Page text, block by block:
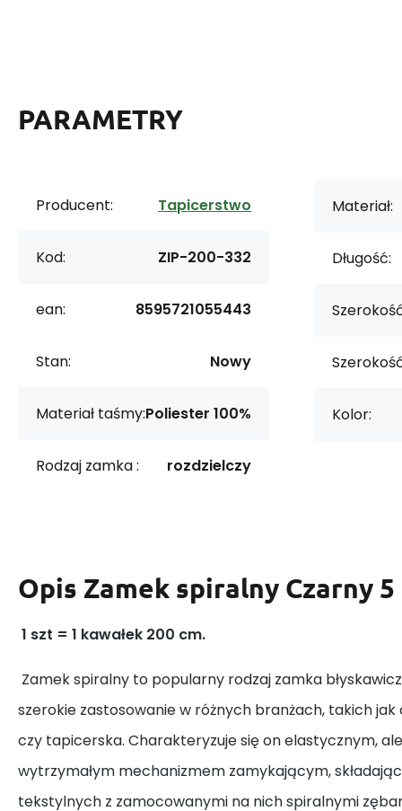
PARAMETRY
Producent: Tapicerstwo
Kod: ZIP-200-332
ean: 8595721055443
Stan: Nowy
Materiał taśmy:Poliester 100%
Rodzaj zamka : rozdzielczy
Materiał:
Długość:
Kolor:
Opis Zamek spiralny Czarny 5
1 szt = 1 kawałek 200 cm.
Zamek spiralny to popularny rodzaj zamka
szerokie zastosowanie w różnych branżach, takich jak
czy tapicerska. Charakteryzuje się on elastycznym,
wytrzymałym mechanizmem zamykającym,
tekstylnych z zamocowanymi na nich spiralnymi